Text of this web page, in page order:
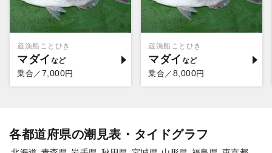
遊漁船ことひき
マダイ
乗合／ 7,000円
遊漁船ことひき
マダイ
乗合／ 8,000円
各都道府県の潮見表・タイドグラフ